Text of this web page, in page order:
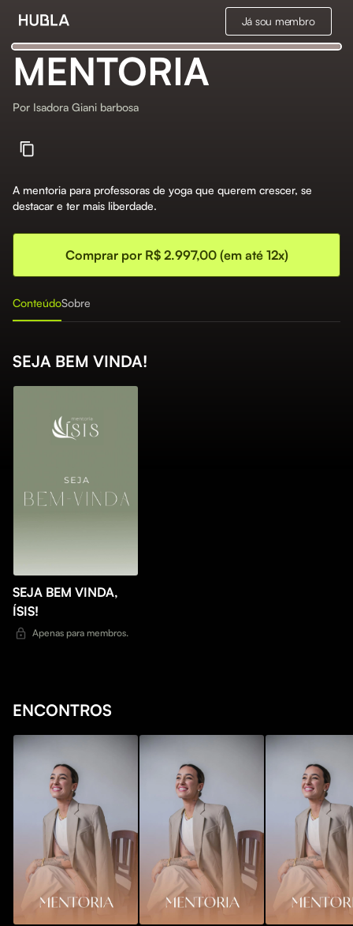
Já sou membro
MENTORIA
Por Isadora Giani barbosa
A mentoria para professoras de yoga que querem crescer, se
destacar e ter mais liberdade.
Comprar por R$ 2.997,00 (em até 12x)
ConteúdoSobre
SEJA BEM VINDA!
SEJA BEM VINDA,
ÍSIS!
Apenas para membros.
ENCONTROS